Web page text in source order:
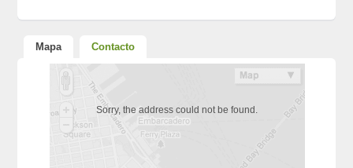
Mapa Contacto
Sorry, the address could not be found.